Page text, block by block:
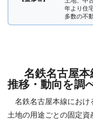
年より住
多数の不
名鉄名古屋
推移・動向を調
名鉄名古屋本線におけ
土地の用途ごとの固定資